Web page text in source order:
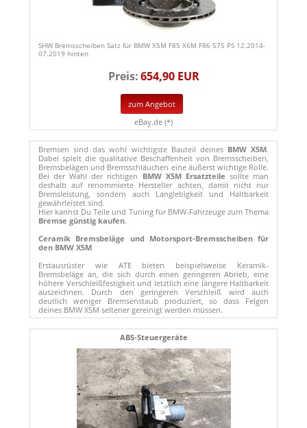
SHW Bremsscheiben Satz für BMW X5M F85 X6M F86 575 PS 12.2014-
07.2019 hinten
Preis:654,90 EUR
zum Angebot
eBay.de (*)
Bremsen sind das wohl wichtigste Bauteil deines BMW X5M.
Dabei spielt die qualitative Beschaffenheit von Bremsscheiben,
Bremsbelägen und Bremsschläuchen eine äußerst wichtige Rolle.
Bei der Wahl der richtigen BMW X5M Ersatzteile sollte man
deshalb auf renommierte Hersteller achten, damit nicht nur
Bremsleistung, sondern auch Langlebigkeit und Haltbarkeit
gewährleistet sind.
Hier kannst Du Teile und Tuning für BMW-Fahrzeuge zum Thema
Bremse günstig kaufen.
Ceramik Bremsbeläge und Motorsport-Bremsscheiben für
den BMW X5M
Erstausrüster wie ATE bieten beispielsweise Keramik-
Bremsbeläge an, die sich durch einen geringeren Abrieb, eine
höhere Verschleißfestigkeit und letztlich eine längere Haltbarkeit
auszeichnen. Durch den geringeren Verschleiß wird auch
deutlich weniger Bremsenstaub produziert, so dass Felgen
deines BMW X5M seltener gereinigt werden müssen.
ABS-Steuergeräte